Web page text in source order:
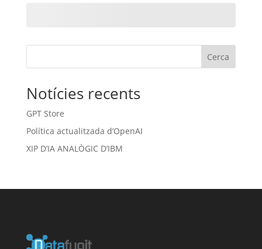
Cerca
Notícies recents
GPT Store
Política actualitzada d’OpenAI
XIP D’IA ANALÒGIC D’IBM